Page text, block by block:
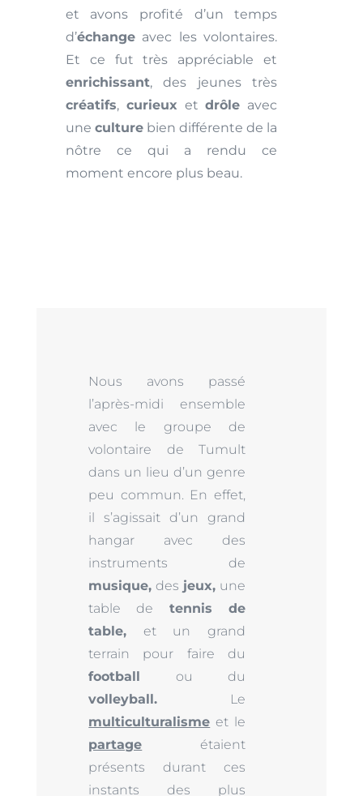
et avons profité d’un temps
d’échangeavec les volontaires.
Et ce fut très appréciable et
enrichissant, des jeunes très
créatifs, curieux etdrôle avec
une culturebien différente de la
nôtre ce qui a rendu ce
moment encore plus beau.
Nous avons passé
l’après-midi ensemble
avec le groupe de
volontaire de Tumult
dans un lieu d’un genre
peu commun. En effet,
il s’agissait d’un grand
hangar avec des
instruments de
musique, des jeux,une
table de tennis de
table, et un grand
terrain pour faire du
football ou du
volleyball. Le
multiculturalisme et le
partage étaient
présents durant ces
instants des plus